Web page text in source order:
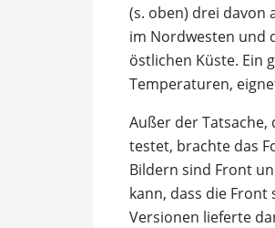
(s. oben) drei davon
im Nordwesten und
östlichen Küste. Ein
Temperaturen,
Außer der Tatsache,
testet, brachte das
Bildern sind Front
kann, dass die
Versionen lieferte